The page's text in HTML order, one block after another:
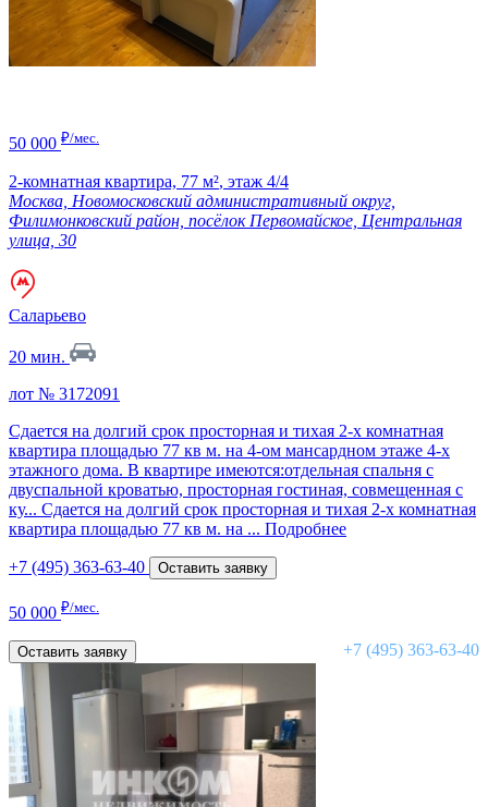
50 000 ₽/мес.
2-комнатная квартира, 77 м², этаж 4/4
Москва, Новомосковский административный округ,
Филимонковский район, посёлок Первомайское, Центральная
улица, 30
Саларьево
20 мин.
лот № 3172091
Сдается на долгий срок просторная и тихая 2-х комнатная
квартира площадью 77 кв м. на 4-ом мансардном этаже 4-х
этажного дома. В квартире имеются:отдельная спальня с
двуспальной кроватью, просторная гостиная, совмещенная с
ку... Сдается на долгий срок просторная и тихая 2-х комнатная
квартира площадью 77 кв м. на ... Подробнее
+7 (495) 363-63-40 Оставить заявку
50 000 ₽/мес.
+7 (495) 363-63-40
Оставить заявку